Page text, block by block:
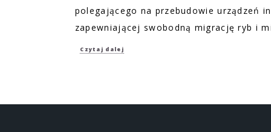
polegającego na przebudowie urządzeń
zapewniającej swobodną migrację ryb i
Czytaj dalej